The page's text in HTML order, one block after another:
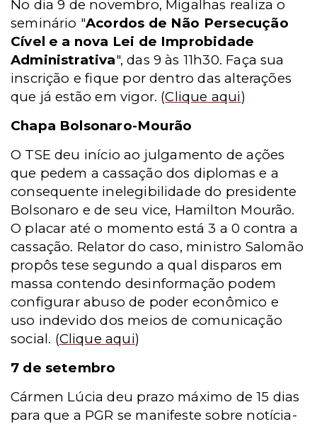
No dia 9 de novembro, Migalhas realiza o
seminário "Acordos de Não Persecução
Cível e a nova Lei de Improbidade
Administrativa", das 9 às 11h30. Faça sua
inscrição e fique por dentro das alterações
que já estão em vigor. (Clique aqui)
Chapa Bolsonaro-Mourão
O TSE deu início ao julgamento de ações
que pedem a cassação dos diplomas e a
consequente inelegibilidade do presidente
Bolsonaro e de seu vice, Hamilton Mourão.
O placar até o momento está 3 a 0 contra a
cassação. Relator do caso, ministro Salomão
propôs tese segundo a qual disparos em
massa contendo desinformação podem
configurar abuso de poder econômico e
uso indevido dos meios de comunicação
social. (Clique aqui)
7 de setembro
Cármen Lúcia deu prazo máximo de 15 dias
para que a PGR se manifeste sobre notícia-